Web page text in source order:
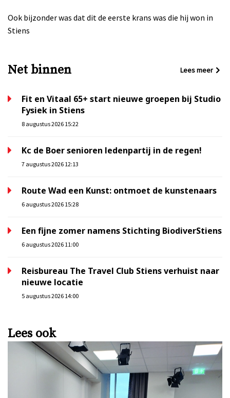
Ook bijzonder was dat dit de eerste krans was die hij won in
Stiens
Net binnen Lees meer
Fit en Vitaal 65+ start nieuwe groepen bij Studio
Fysiek in Stiens
8 augustus 2026 15:22
Kc de Boer senioren ledenpartij in de regen!
7 augustus 2026 12:13
Route Wad een Kunst: ontmoet de kunstenaars
6 augustus 2026 15:28
Een fijne zomer namens Stichting BiodiverStiens
6 augustus 2026 11:00
Reisbureau The Travel Club Stiens verhuist naar
nieuwe locatie
5 augustus 2026 14:00
Lees ook